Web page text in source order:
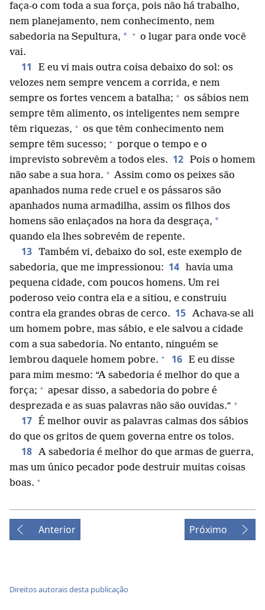
faça-o com toda a sua força, pois não há trabalho,
nem planejamento, nem conhecimento, nem
sabedoria na Sepultura, * + o lugar para onde você
vai.
11
E eu vi mais outra coisa debaixo do sol: os
velozes nem sempre vencem a corrida, e nem
sempre os fortes vencem a batalha; + os sábios nem
sempre têm alimento, os inteligentes nem sempre
têm riquezas, + os que têm conhecimento nem
sempre têm sucesso; + porque o tempo e o
imprevisto sobrevêm a todos eles. 12 Pois o homem
não sabe a sua hora. + Assim como os peixes são
apanhados numa rede cruel e os pássaros são
apanhados numa armadilha, assim os filhos dos
homens são enlaçados na hora da desgraça, *
quando ela lhes sobrevém de repente.
13 Também vi, debaixo do sol, este exemplo de
sabedoria, que me impressionou: 14 havia uma
pequena cidade, com poucos homens. Um rei
poderoso veio contra ela e a sitiou, e construiu
contra ela grandes obras de cerco. 15 Achava-se ali
um homem pobre, mas sábio, e ele salvou a cidade
com a sua sabedoria. No entanto, ninguém se
lembrou daquele homem pobre. + 16 E eu disse
para mim mesmo: “A sabedoria é melhor do que a
força; + apesar disso, a sabedoria do pobre é
desprezada e as suas palavras não são ouvidas.” +
17 É melhor ouvir as palavras calmas dos sábios
do que os gritos de quem governa entre os tolos.
18 A sabedoria é melhor do que armas de guerra,
mas um único pecador pode destruir muitas coisas
boas. +
Anterior Próximo
Direitos autorais desta publicação